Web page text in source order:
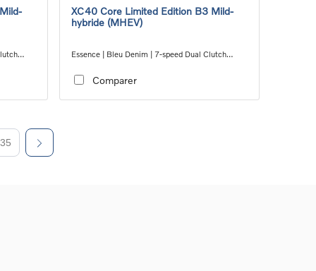
XC40 Core Limited Edition B3 Mild-
hybride (MHEV)
Essence | Bleu Denim | 7-speed Dual Clutch
Comparer
35